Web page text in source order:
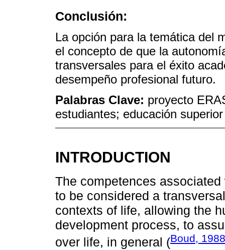
Conclusión:
La opción para la temática del
el concepto de que la
transversales para el éxito
desempeño profesional futuro.
Palabras Clave: proyecto
estudiantes; educación superior
INTRODUCTION
The competences
to be considered a
contexts of life, allowing the
development process, to
over life, in general (Boud, 1988